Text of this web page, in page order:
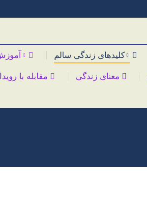
کلیدهای زندگی سالم
معنای زندگی مقابله با